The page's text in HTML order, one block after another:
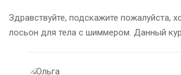
Здравствуйте, подскажите пожалуйста,
лосьон для тела с шиммером. Данный